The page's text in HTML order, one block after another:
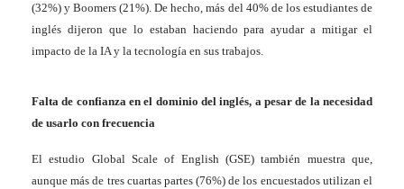
(32%) y Boomers (21%). De hecho, más del 40% de los estudiantes de
inglés dijeron que lo estaban haciendo para ayudar a mitigar el
impacto de la IA y la tecnología en sus trabajos.
Falta de confianza en el dominio del inglés, a pesar de la necesidad
de usarlo con frecuencia
El estudio Global Scale of English (GSE)también muestra que,
aunque más de tres cuartas partes (76%) de los encuestados utilizan el